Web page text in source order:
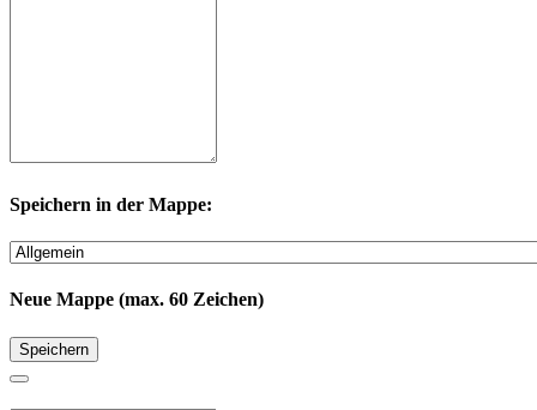
Speichern in der Mappe:
Neue Mappe (max. 60 Zeichen)
Speichern